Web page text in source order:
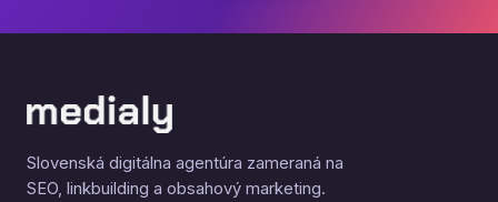
Slovenská digitálna agentúra zameraná na
SEO, linkbuilding a obsahový marketing.